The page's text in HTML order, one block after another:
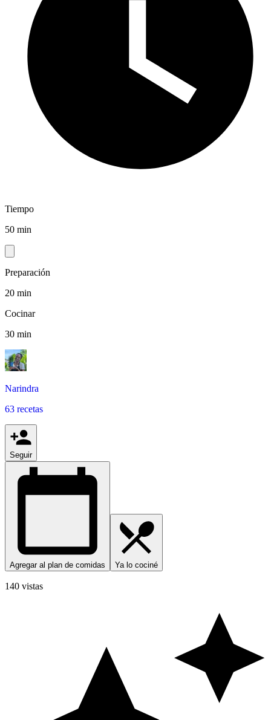
Tiempo
50 min
Preparación
20 min
Cocinar
30 min
Narindra
63 recetas
Seguir
Agregar al plan de comidas Ya lo cociné
140 vistas